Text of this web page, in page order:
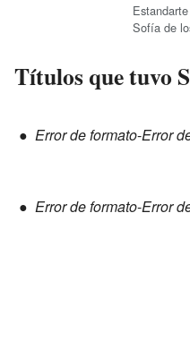
Sofía de
Títulos que tuvo
● Error de formato-Error
● Error de formato-Error